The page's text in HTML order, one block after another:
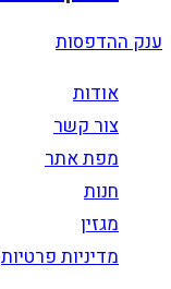
ענק ההדפסות
אודות
צור קשר
מפת אתר
חנות
מגזין
מדיניות פרטיות